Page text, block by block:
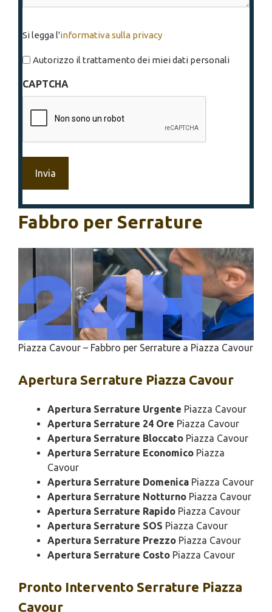
legga
l'informativa
privacy
Si legga l'informativa sulla privacy
Autorizzo il trattamento dei miei dati personali
CAPTCHA
Fabbro per Serrature
Piazza Cavour – Fabbro per Serrature a Piazza Cavour
Apertura Serrature Piazza Cavour
Apertura Serrature Urgente Piazza Cavour
Apertura Serrature 24 Ore Piazza Cavour
Apertura Serrature Bloccato Piazza Cavour
Apertura Serrature Economico Piazza
Cavour
Apertura Serrature Domenica Piazza Cavour
Apertura Serrature Notturno Piazza Cavour
Apertura Serrature Rapido Piazza Cavour
Apertura Serrature SOS Piazza Cavour
Apertura Serrature Prezzo Piazza Cavour
Apertura Serrature Costo Piazza Cavour
Pronto Intervento Serrature Piazza
Cavour